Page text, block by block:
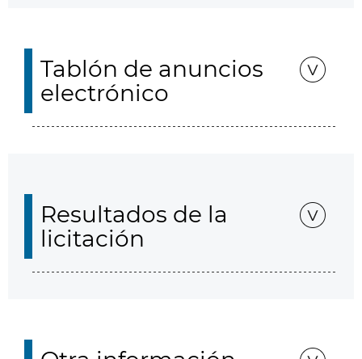
Tablón de anuncios
electrónico
Resultados de la
licitación